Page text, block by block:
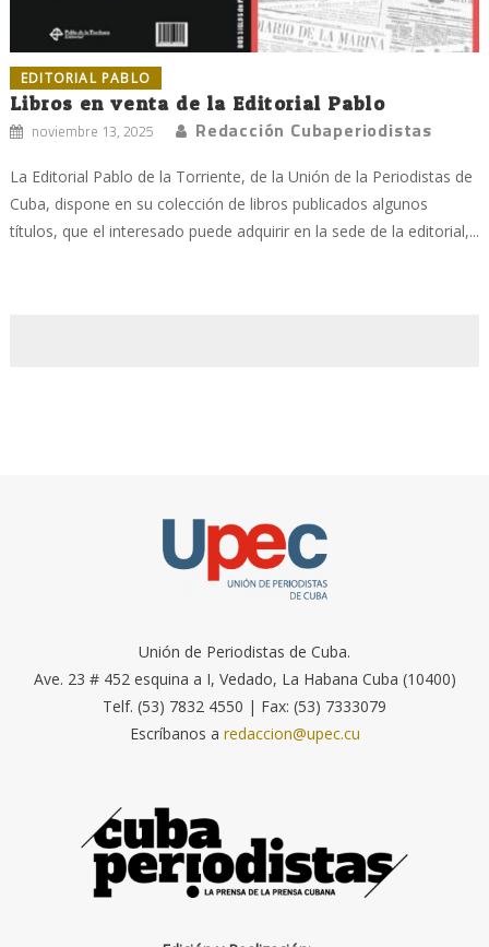
EDITORIAL PABLO
Libros en venta de la Editorial Pablo
noviembre 13, 2025 Redacción Cubaperiodistas
La Editorial Pablo de la Torriente, de la Unión de la Periodistas de
Cuba, dispone en su colección de libros publicados algunos
títulos, que el interesado puede adquirir en la sede de la editorial,...
Unión de Periodistas de Cuba.
Ave. 23 # 452 esquina a I, Vedado, La Habana Cuba (10400)
Telf. (53) 7832 4550 | Fax: (53) 7333079
Escríbanos a redaccion@upec.cu